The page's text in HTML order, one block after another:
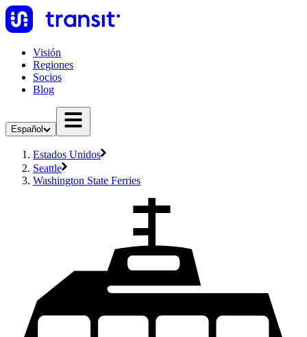
Visión
Regiones
Socios
Blog
Español
Estados Unidos
Seattle
Washington State Ferries